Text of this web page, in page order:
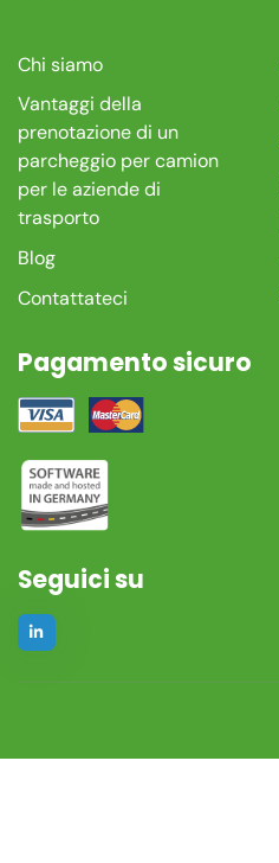
Chi siamo
Vantaggi della
prenotazione di un
parcheggio per camion
per le aziende di
trasporto
Blog
Contattateci
Pagamento sicuro
Seguici su